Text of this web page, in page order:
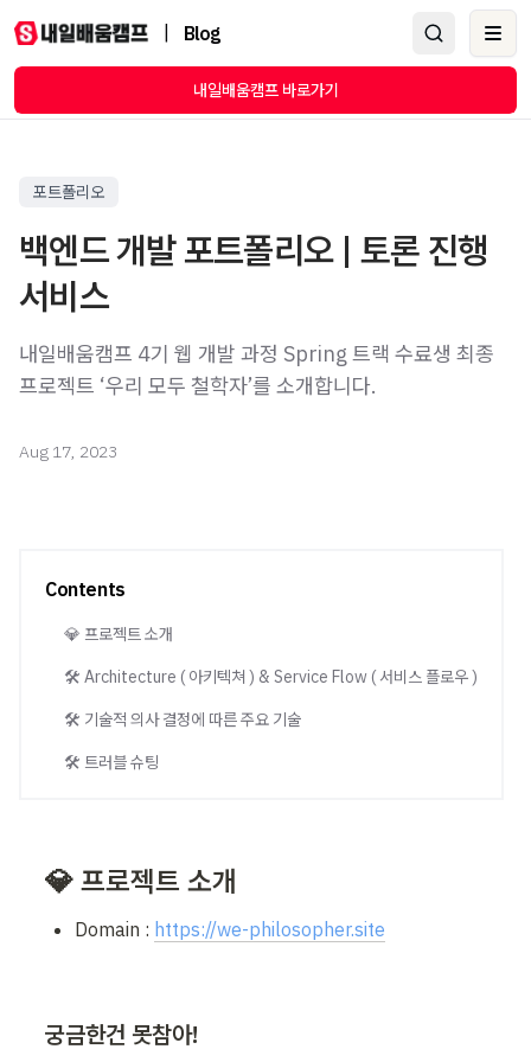
Blog
내일배움캠프 바로가기
포트폴리오
백엔드 개발 포트폴리오 | 토론 진행
서비스
내일배움캠프 4기 웹 개발 과정 Spring 트랙 수료생 최종
프로젝트 ‘우리 모두 철학자’를 소개합니다.
Aug 17, 2023
Contents
💎 프로젝트 소개
🛠️ Architecture ( 아키텍쳐 ) & Service Flow ( 서비스 플로우 )
🛠️ 기술적 의사 결정에 따른 주요 기술
🛠️ 트러블 슈팅
💎 프로젝트 소개
Domain : https://we-philosopher.site
궁금한건 못참아!